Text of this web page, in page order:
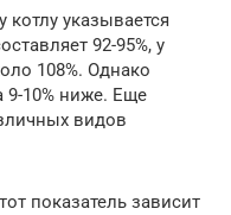
указывается
92-95%, у
108%. Однако
9-10% ниже. Еще
видов
показатель зависит